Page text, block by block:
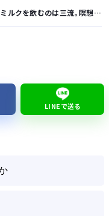
飲むのは三流。瞑想するのは二流
海外視察費」公表…
LINEで送る